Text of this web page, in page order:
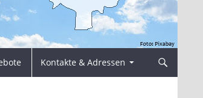
Kontakte & Adressen